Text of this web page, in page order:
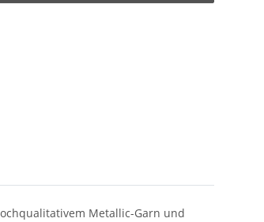
Metallic-Garn und